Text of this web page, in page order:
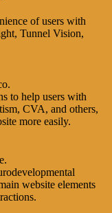
of users with
Tunnel Vision,
to help users with
CVA, and others,
more easily.
website elements